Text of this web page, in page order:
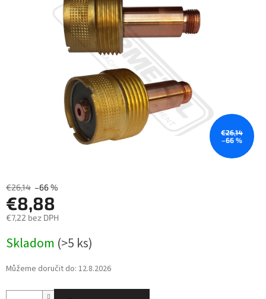
€26,14
–66 %
€26,14 –66 %
€8,88
€7,22 bez DPH
cena:
Skladom (>5 ks)
Můžeme doručit do: 12.8.2026